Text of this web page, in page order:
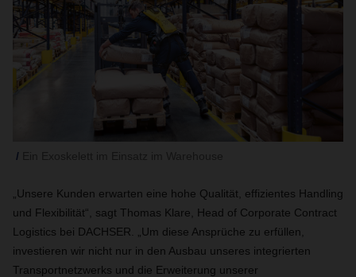
„Unsere Kunden erwarten eine hohe Qualität, effizientes Handling
und Flexibilität“, sagt Thomas Klare, Head of Corporate Contract
Logistics bei DACHSER. „Um diese Ansprüche zu erfüllen,
investieren wir nicht nur in den Ausbau unseres integrierten
Transportnetzwerks und die Erweiterung unserer